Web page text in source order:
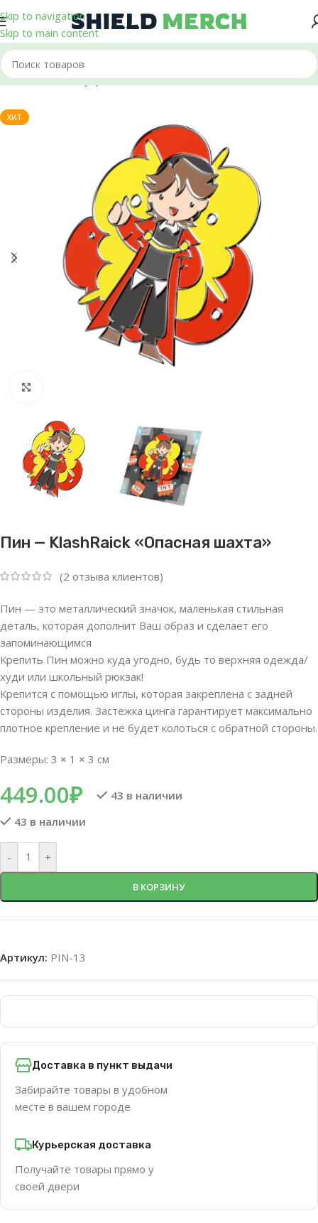
Skip to navigation
Skip to main content
Главная/Аксессуары/Пины
ХИТ
Пин — KlashRaick «Опасная шахта»
(2 отзыва клиентов)
Пин — это металлический значок, маленькая стильная
деталь, которая дополнит Ваш образ и сделает его
запоминающимся
Крепить Пин можно куда угодно, будь то верхняя одежда/
худи или школьный рюкзак!
Крепится с помощью иглы, которая закреплена с задней
стороны изделия. Застежка цинга гарантирует максимально
плотное крепление и не будет колоться с обратной стороны.
Размеры: 3 × 1 × 3 см
449.00₽
43 в наличии
43 в наличии
- +
В КОРЗИНУ
Артикул: PIN-13
Доставка в пункт выдачи
Забирайте товары в удобном
месте в вашем городе
Курьерская доставка
Получайте товары прямо у
своей двери